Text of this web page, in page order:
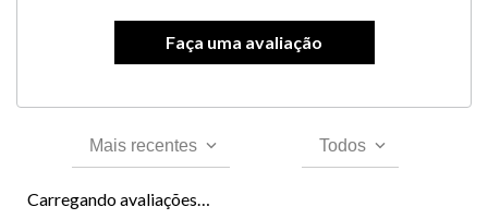
Mais recentes Todos
Carregando avaliações…